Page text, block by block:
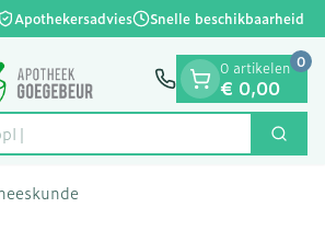
Apothekersadvies Snelle beschikbaarheid
Zoek
0 artikelen
€ 0,00
0